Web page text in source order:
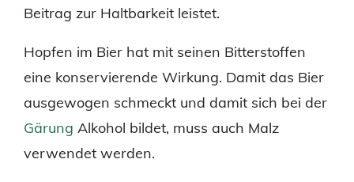
Beitrag zur Haltbarkeit leistet.
Hopfen im Bier hat mit seinen Bitterstoffen
eine konservierende Wirkung. Damit das Bier
ausgewogen schmeckt und damit sich bei der
Gärung Alkohol bildet, muss auch Malz
verwendet werden.